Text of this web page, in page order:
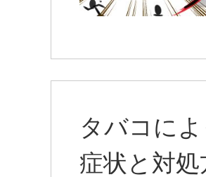
タバコに
症状と対